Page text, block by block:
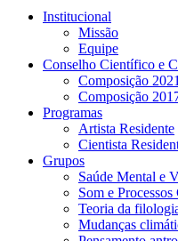
Institucional
Missão
Equipe
Conselho Científico e
Composição
Composição
Programas
Artista Residente
Cientista
Grupos
Saúde Mental e
Som e
Teoria da
Mudanças